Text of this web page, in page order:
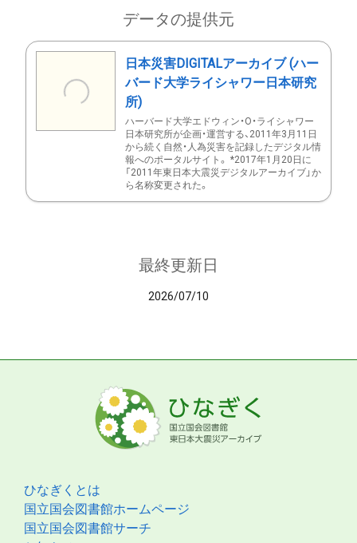
データの提供元
日本災害DIGITALアーカイブ (ハー
バード大学ライシャワー日本研究
所)
ハーバード大学エドウィン・O・ライシャワー
日本研究所が企画・運営する、2011年3月11日
から続く自然・人為災害を記録したデジタル情
報へのポータルサイト。 *2017年1月20日に
「2011年東日本大震災デジタルアーカイブ」か
ら名称変更された。
最終更新日
2026/07/10
ひなぎくとは
国立国会図書館ホームページ
国立国会図書館サーチ